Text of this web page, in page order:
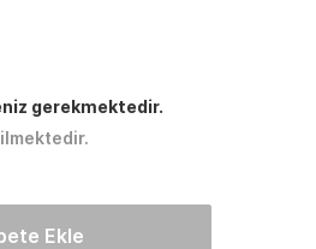
gerekmektedir.
Ekle